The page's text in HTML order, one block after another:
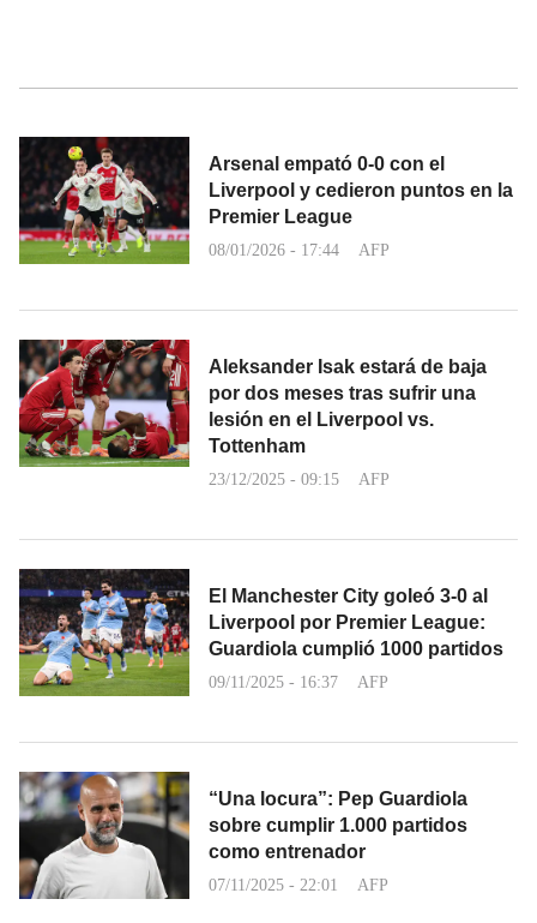
Arsenal empató 0-0 con el
Liverpool y cedieron puntos en la
Premier League
08/01/2026 - 17:44 AFP
Aleksander Isak estará de baja
por dos meses tras sufrir una
lesión en el Liverpool vs.
Tottenham
23/12/2025 - 09:15 AFP
El Manchester City goleó 3-0 al
Liverpool por Premier League:
Guardiola cumplió 1000 partidos
09/11/2025 - 16:37 AFP
“Una locura”: Pep Guardiola
sobre cumplir 1.000 partidos
como entrenador
07/11/2025 - 22:01 AFP